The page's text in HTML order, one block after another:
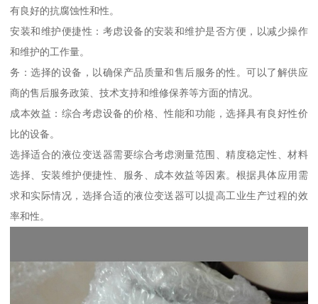
有良好的抗腐蚀性和性。
安装和维护便捷性：考虑设备的安装和维护是否方便，以减少操作
和维护的工作量。
务：选择的设备，以确保产品质量和售后服务的性。可以了解供应
商的售后服务政策、技术支持和维修保养等方面的情况。
成本效益：综合考虑设备的价格、性能和功能，选择具有良好性价
比的设备。
选择适合的液位变送器需要综合考虑测量范围、精度稳定性、材料
选择、安装维护便捷性、服务、成本效益等因素。根据具体应用需
求和实际情况，选择合适的液位变送器可以提高工业生产过程的效
率和性。